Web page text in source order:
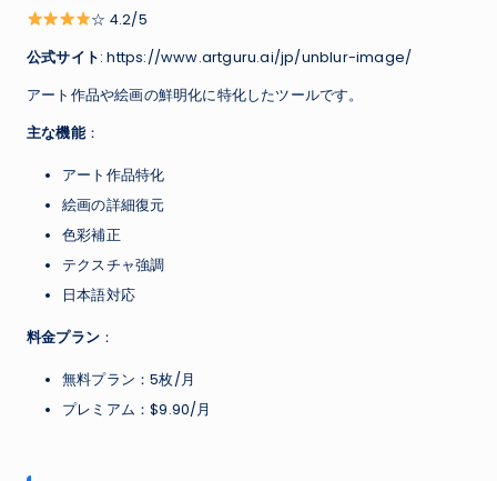
☆ 4.2/5
公式サイト: https://www.artguru.ai/jp/unblur-image/
アート作品や絵画の鮮明化に特化したツールです。
主な機能：
アート作品特化
絵画の詳細復元
色彩補正
テクスチャ強調
日本語対応
料金プラン ：
無料プラン：5枚/月
プレミアム：$9.90/月